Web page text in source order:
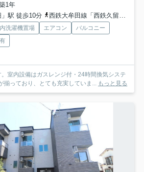
1年
駅 徒歩10分
西鉄大牟田線「西鉄久留米」駅 徒歩11分
洗濯機置場 エアコン
バルコニー
室内設備はガスレンジ付・24時間換気システ
揃っており、とても充実していま... もっと見る